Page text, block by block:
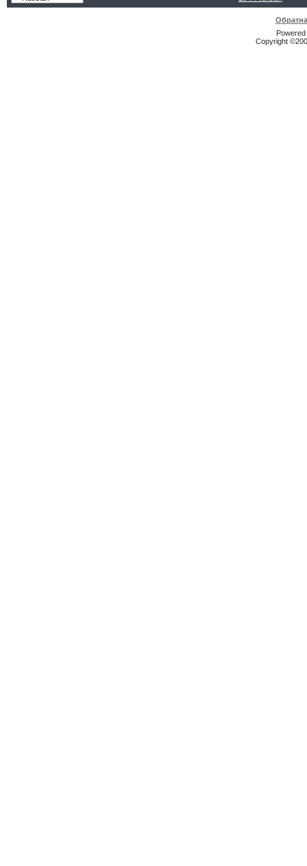
Copyright